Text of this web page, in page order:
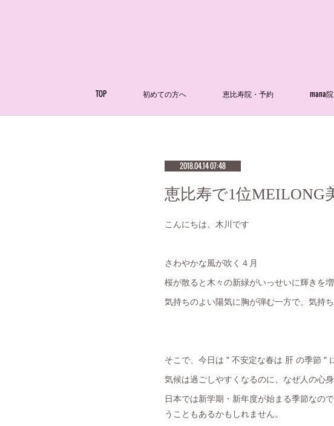
TOP 初めての方へ 恵比寿院・予約 mana
2018.04.14 07:48
恵比寿で1位MEILONG
こんにちは、木川です
さわやかな風が吹く４月
桜が散ると木々の新緑がいっせいに輝きを
気持ちのよい陽気に胸が弾む一方で、気持
そこで、今日は " 不安定な春は 肝 の季節 "
気候は過ごしやすくなるのに、なぜ人の心
日本では新学期・新年度が始まる季節なの
うこともあるかもしれません。